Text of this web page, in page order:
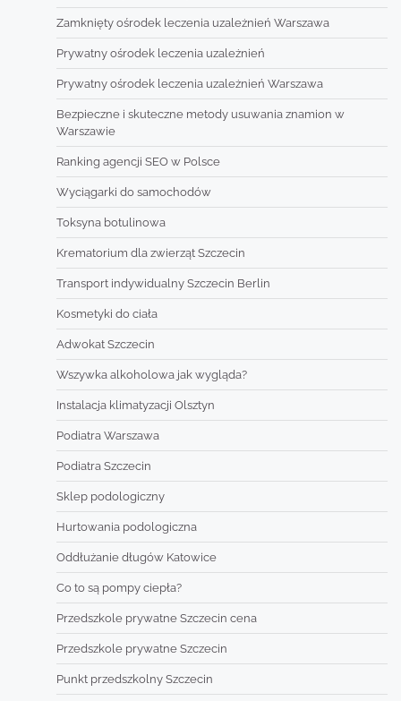
Zamknięty ośrodek leczenia uzależnień Warszawa
Prywatny ośrodek leczenia uzależnień
Prywatny ośrodek leczenia uzależnień Warszawa
Bezpieczne i skuteczne metody usuwania znamion w
Warszawie
Ranking agencji SEO w Polsce
Wyciągarki do samochodów
Toksyna botulinowa
Krematorium dla zwierząt Szczecin
Transport indywidualny Szczecin Berlin
Kosmetyki do ciała
Adwokat Szczecin
Wszywka alkoholowa jak wygląda?
Instalacja klimatyzacji Olsztyn
Podiatra Warszawa
Podiatra Szczecin
Sklep podologiczny
Hurtowania podologiczna
Oddłużanie długów Katowice
Co to są pompy ciepła?
Przedszkole prywatne Szczecin cena
Przedszkole prywatne Szczecin
Punkt przedszkolny Szczecin